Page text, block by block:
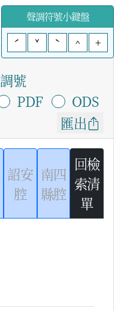
聲調符號小鍵盤
ˊ
ˇ ˋ ^ +
調號
PDF
ODS
匯出
詔安
腔
南四
縣腔
回檢
索清
單